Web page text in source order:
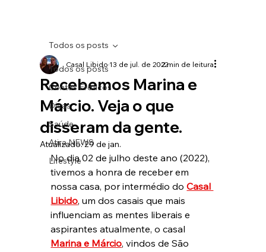
Todos os posts
Contos Eróticos
Dicas
Saúde
Atira NEWS
Lifestyle
Todos os posts
Recebemos Marina e
Márcio. Veja o que
disseram da gente.
Casal Libido13 de jul. de 20222 min de leitura
Atualizado:29 de jan.
No dia 02 de julho deste ano (2022),
tivemos a honra de receber em
nossa casa, por intermédio do Casal
Libido, um dos casais que mais
influenciam as mentes liberais e
aspirantes atualmente, o casal
Marina e Márcio, vindos de São